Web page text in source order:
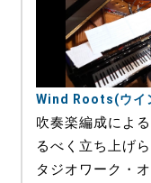
Wind Roots(ウイ
吹奏楽編成によ
るべく立ち上げ
タジオワーク・